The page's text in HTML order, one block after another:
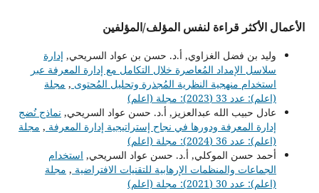
الأعمال الأكثر قراءة لنفس المؤلف/المؤلفين
وليد بن فضل الغزاوي, أ.د. حسن بن عواد السريحي, إدارة
سلاسل الإمداد المُعاصرة خلال التكامل مع إدارة المعرفة عبر
استخدام منهجية النظرية المُجذرة وتحليل المُحتوى , مجلة
(اعلم): عدد 33 (2023): مجلة (اعلم)
عادل حبيب الله عبدالعزيز, أ.د. حسن عواد السريحي, نماذج نُضج
إدارة المعرفة ودورها في نجاح إستراتيجية إدارة المعرفة , مجلة
(اعلم): عدد 36 (2024): مجلة (اعلم)
أحمد حسن الموكلي, أ.د. حسن عواد السريحي, استخدام
الجماعات والمنظمات الإرهابية للتقنيات الافتراضية , مجلة
(اعلم): عدد 30 (2021): مجلة (اعلم)